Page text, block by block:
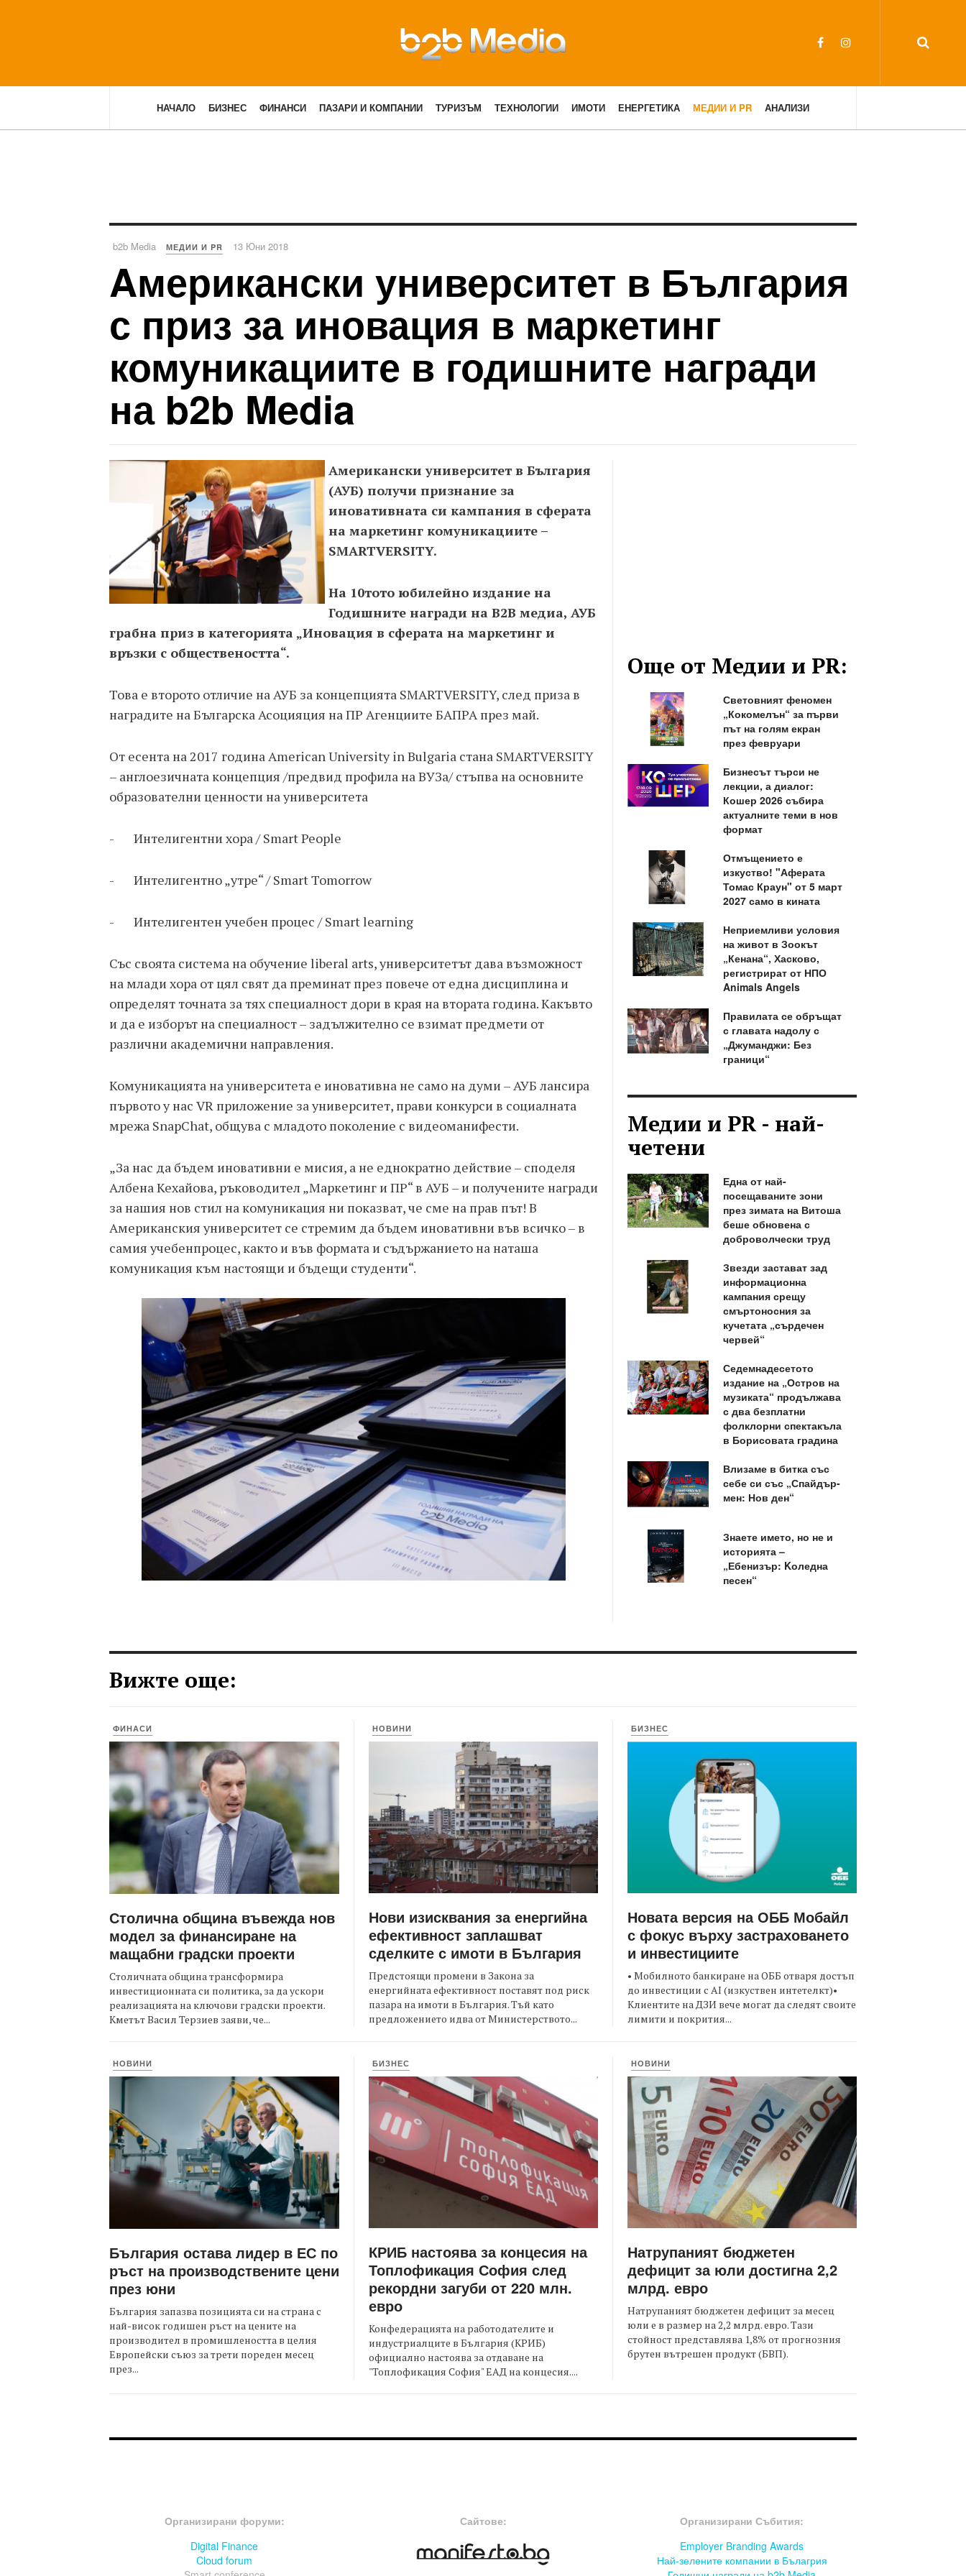
НАЧАЛО БИЗНЕС ФИНАНСИ ПАЗАРИ И КОМПАНИИ ТУРИЗЪМ ТЕХНОЛОГИИ ИМОТИ ЕНЕРГЕТИКА МЕДИИ И PR АНАЛИЗИ
b2b Media МЕДИИ И PR 13 Юни 2018
Aмерикански университет в България
с приз за иновация в маркетинг
комуникациите в годишните награди
на b2b Media
Американски университет в България
(АУБ) получи признание за
иновативната си кампания в сферата
на маркетинг комуникациите –
SMARTVERSITY.
На 10тото юбилейно издание на
Годишните награди на B2B медиа, АУБ
грабна приз в категорията „Иновация в сферата на маркетинг и
връзки с обществеността“.
Това е второто отличие на АУБ за концепцията SMARTVERSITY, след приза в
наградите на Българска Асоцияция на ПР Агенциите БАПРА през май.
От есента на 2017 година American University in Bulgaria стана SMARTVERSITY
– англоезичната концепция /предвид профила на ВУЗа/ стъпва на основните
образователни ценности на университета
- Интелигентни хора / Smart People
- Интелигентно „утре“ / Smart Tomorrow
- Интелигентен учебен процес / Smart learning
Със своята система на обучение liberal arts, университетът дава възможност
на млади хора от цял свят да преминат през повече от една дисциплина и
определят точната за тях специалност дори в края на втората година. Какъвто
и да е изборът на специалност – задължително се взимат предмети от
различни академични направления.
Комуникацията на университета е иновативна не само на думи – АУБ лансира
първото у нас VR приложение за университет, прави конкурси в социалната
мрежа SnapChat, общува с младото поколение с видеоманифести.
„За нас да бъдем иновативни е мисия, а не еднократно действие – споделя
Албена Кехайова, ръководител „Маркетинг и ПР“ в АУБ – и получените награди
за нашия нов стил на комуникация ни показват, че сме на прав път! В
Американския университет се стремим да бъдем иновативни във всичко – в
самия учебенпроцес, както и във формата и съдържанието на наташа
комуникация към настоящи и бъдещи студенти“.
Още от Медии и PR:
Световният феномен
„Кокомелън“ за първи
път на голям екран
през февруари
Бизнесът търси не
лекции, а диалог:
Кошер 2026 събира
актуалните теми в нов
формат
Отмъщението е
изкуство! "Аферата
Томас Краун" от 5 март
2027 само в кината
Неприемливи условия
на живот в Зоокът
„Кенана“, Хасково,
регистрират от НПО
Animals Angels
Правилата се обръщат
с главата надолу с
„Джуманджи: Без
граници“
Медии и PR - най-
четени
Една от най-
посещаваните зони
през зимата на Витоша
беше обновена с
доброволчески труд
Звезди застават зад
информационна
кампания срещу
смъртоносния за
кучетата „сърдечен
червей“
Седемнадесетото
издание на „Остров на
музиката“ продължава
с два безплатни
фолклорни спектакъла
в Борисовата градина
Влизаме в битка със
себе си със „Спайдър-
мен: Нов ден“
Знаете името, но не и
историята –
„Ебенизър: Kоледна
песен“
Вижте още:
ФИНАСИ
Столична община въвежда нов
модел за финансиране на
мащабни градски проекти
Столичната община трансформира
инвестиционната си политика, за да ускори
реализацията на ключови градски проекти.
Кметът Васил Терзиев заяви, че...
НОВИНИ
Нови изисквания за енергийна
ефективност заплашват
сделките с имоти в България
Предстоящи промени в Закона за
енергийната ефективност поставят под риск
пазара на имоти в България. Тъй като
предложението идва от Министерството...
БИЗНЕС
Новата версия на ОББ Мобайл
с фокус върху застраховането
и инвестициите
• Мобилното банкиране на ОББ отваря достъп
до инвестиции с AI (изкуствен интетелкт)•
Клиентите на ДЗИ вече могат да следят своите
лимити и покрития...
НОВИНИ
България остава лидер в ЕС по
ръст на производствените цени
през юни
България запазва позицията си на страна с
най-висок годишен ръст на цените на
производител в промишлеността в целия
Европейски съюз за трети пореден месец
през...
БИЗНЕС
КРИБ настоява за концесия на
Топлофикация София след
рекордни загуби от 220 млн.
евро
Конфедерацията на работодателите и
индустриалците в България (КРИБ)
официално настоява за отдаване на
"Топлофикация София" ЕАД на концесия....
НОВИНИ
Натрупаният бюджетен
дефицит за юли достигна 2,2
млрд. евро
Натрупаният бюджетен дефицит за месец
юли е в размер на 2,2 млрд. евро. Тази
стойност представлява 1,8% от прогнозния
брутен вътрешен продукт (БВП).
Организирани форуми:
Digital Finance
Cloud forum
Сайтове:
Организирани Събития:
Employer Branding Awards
Най-зелените компании в Бълагрия